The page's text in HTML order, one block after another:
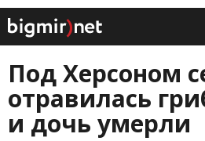
Под Херсоном
отравилась
и дочь умерли